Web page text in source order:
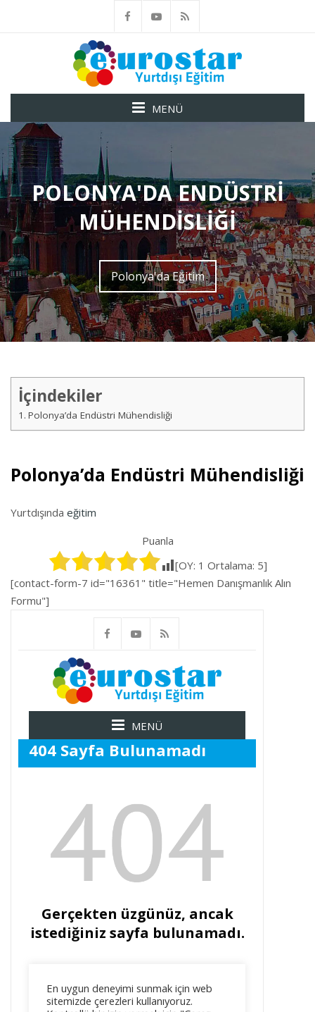
MENÜ
POLONYA'DA ENDÜSTRI
MÜHENDISLIĞI
Polonya'da Eğitim
İçindekiler
Polonya’da Endüstri Mühendisliği
Polonya’da Endüstri Mühendisliği
Yurtdışında eğitim
Puanla
[OY: 1 Ortalama: 5]
[contact-form-7 id="16361" title="Hemen Danışmanlık Alın
Formu"]